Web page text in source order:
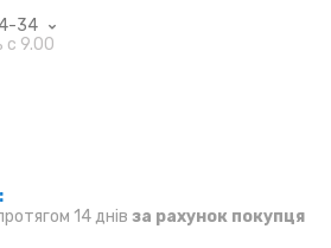
34
с 9.00
14 днів за рахунок покупця